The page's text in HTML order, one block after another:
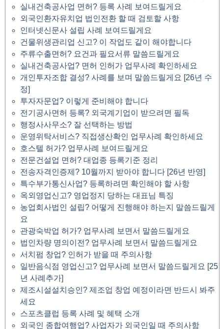
실내건축공사업 면허? 등록 사례 보여드릴게요
외국인환자유치업 법인전환 할 때 검토할 사항
인터넷신문사 설립 사례 보여드릴게요
건물위생관리업 신고? 이 작업도 같이 해야합니다
주류수출면허? 요건과 필요서류 말씀드릴게요
실내건축공사업? 면허 인허가 업무사례 확인하세요
개인투자조합 결성? 사례를 보며 말씀드릴게요 [26년 수
정]
투자자문업? 이렇게 준비해야 합니다
전기공사면허 등록? 외국계기업이 받으려면 필독
행정사사무소? 잘 선택하는 방법
운영위탁서비스? 직접생산확인 업무사례 확인하세요
호스텔 허가? 업무사례 보여드릴게요
전문건설업 면허? 대업종 등록기준 정리
전송자격인증제? 10월까지 받아야 합니다 [26년 반영]
특수부가통신사업? 등록하려면 확인해야 할 사항
옥외영업신고? 영업정지 당하는 대표님 특징
농업회사법인 설립? 어떻게 진행해야 하는지 말씀드릴게
요
관광숙박업 허가? 업무사례 보면서 말씀드릴게요
법인차량 명의이전? 업무사례 보면서 말씀드릴게요
서치펌 창업? 인허가 받을 때 주의사항
일반음식점 영업신고? 업무사례 보면서 말씀드릴게요 [25
년 사례추가]
제조시설설치승인? 제조업 창업 예정이라면 반드시 봐주
세요
스포츠클럽 등록 사례 및 혜택 소개
외국인 종합여행업? 사업자가 외국인일 때 주의사항